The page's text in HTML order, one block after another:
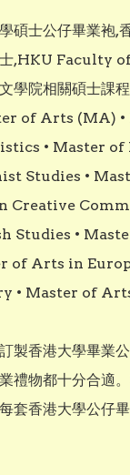
碩士公仔畢業袍,
士,HKU Faculty
學院相關碩士課程
of Arts (MA)
• Master of
Studies •
Creative
Studies •
of Arts in
• Master of
製香港大學畢業
禮物都十分合適
套香港大學公仔